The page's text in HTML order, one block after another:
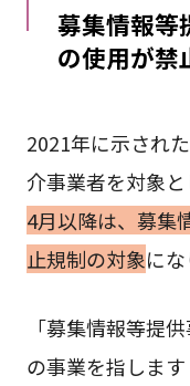
募集情報等
の使用が禁
2021年に示され
介事業者を対象と
4月以降は、募集
止規制の対象にな
「募集情報等提
の事業を指しま